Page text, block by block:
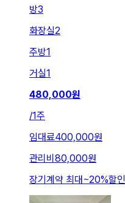
방3
화장실2
주방1
거실1
480,000원
/1주
임대료400,000원
관리비 80,000원
장기계약 최대~20%할인